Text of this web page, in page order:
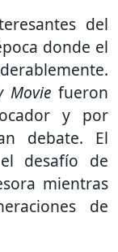
del
donde el
Movie fueron
y por
debate. El
desafío de
mientras
de